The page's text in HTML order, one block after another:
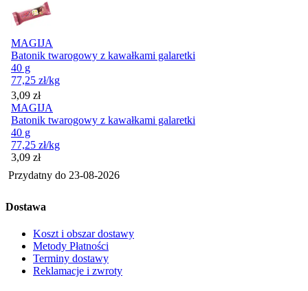
MAGIJA
Batonik twarogowy z kawałkami galaretki
40 g
77,25 zł/kg
Cena
3,09 zł
MAGIJA
Batonik twarogowy z kawałkami galaretki
40 g
77,25 zł/kg
Cena
3,09 zł
Przydatny do 23-08-2026
Dostawa
Koszt i obszar dostawy
Metody Płatności
Terminy dostawy
Reklamacje i zwroty